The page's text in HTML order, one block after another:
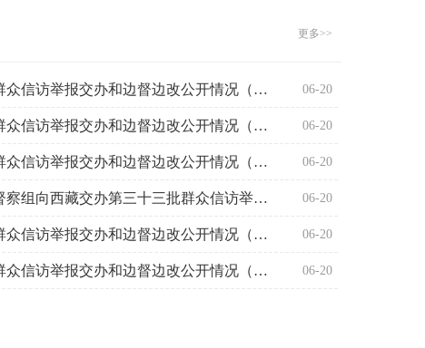
更多>>
中央生态环境保护督察群众信访举报交办和边督边改公开情况（第三十二批） 06-20
中央生态环境保护督察群众信访举报交办和边督边改公开情况（第三十一批） 06-20
中央生态环境保护督察群众信访举报交办和边督边改公开情况（第三十批） 06-20
中央第六生态环境保护督察组向西藏交办第三十三批群众信访举报件5件 06-20
中央生态环境保护督察群众信访举报交办和边督边改公开情况（第二十九批） 06-20
中央生态环境保护督察群众信访举报交办和边督边改公开情况（第二十八批） 06-20